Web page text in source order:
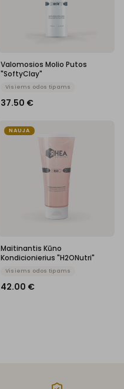
Valomosios Molio Putos
"SoftyClay"
Visiems odos tipams
37.50 €
NAUJA
Maitinantis Kūno
Kondicionierius "H2ONutri"
Visiems odos tipams
42.00 €